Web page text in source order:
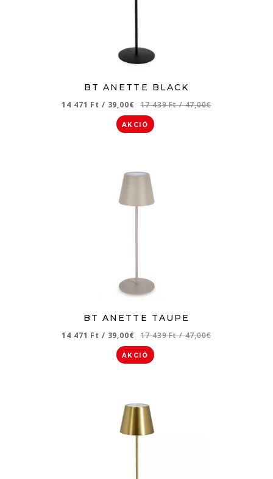
BT ANETTE BLACK
14 471 Ft / 39,00€ 17 439 Ft/ 47,00€
AKCIÓ
BT ANETTE TAUPE
14 471 Ft / 39,00€ 17 439 Ft/ 47,00€
AKCIÓ